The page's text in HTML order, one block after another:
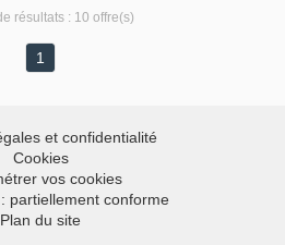
résultats : 10 offre(s)
1
et confidentialité
Cookies
vos cookies
partiellement conforme
Plan du site